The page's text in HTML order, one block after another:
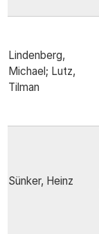
Lindenberg,
Michael; Lutz,
Tilman
Sünker, Heinz